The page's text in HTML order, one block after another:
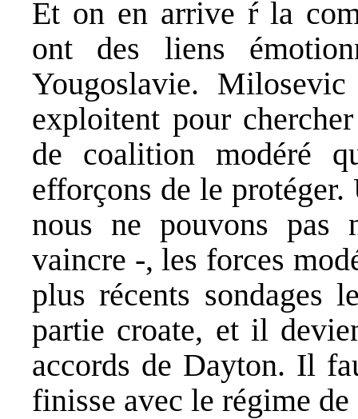
Et on en arrive ŕ la
ont des liens
Yougoslavie.
exploitent pour
de coalition modéré
efforçons de le
nous ne pouvons pas
vaincre -, les forces
plus récents sondages
partie croate, et il
accords de Dayton. Il
finisse avec le régime